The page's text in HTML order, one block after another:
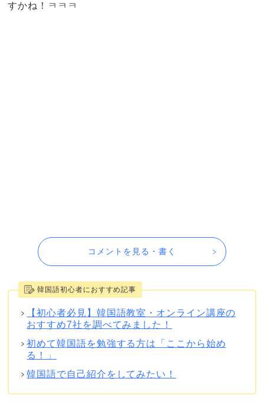
すかね！ㅋㅋㅋ
コメントを見る・書く
韓国語初心者におすすめ記事
【初心者必見】韓国語教室・オンライン講座の
おすすめ7社を調べてみました！
初めて韓国語を勉強する方は「ここから始め
る！」
韓国語で自己紹介をしてみたい！